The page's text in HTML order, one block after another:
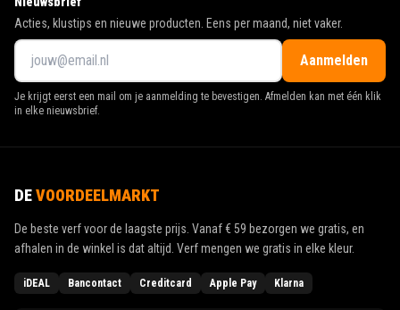
Acties, klustips en nieuwe producten. Eens per maand, niet vaker.
Aanmelden
Je krijgt eerst een mail om je aanmelding te bevestigen. Afmelden kan met één klik
in elke nieuwsbrief.
DEVOORDEELMARKT
De beste verf voor de laagste prijs. Vanaf€ 59 bezorgen we gratis, en
afhalen in de winkel is dat altijd. Verf mengen we gratis in elke kleur.
iDEAL Bancontact Creditcard Apple Pay Klarna